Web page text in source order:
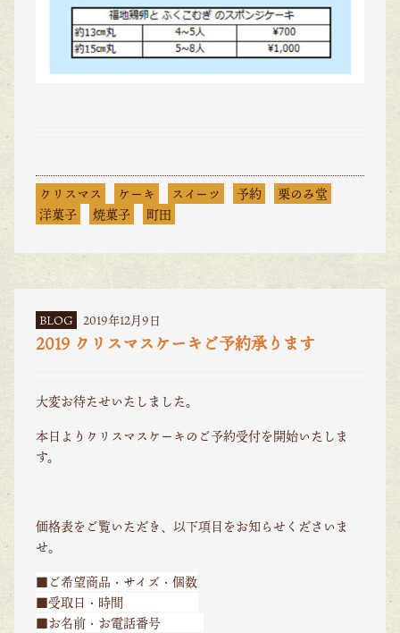
クリスマス ケーキ スイーツ 予約
栗のみ堂
洋菓子
焼菓子 町田
BLOG 2019年12月9日
2019 クリスマスケーキご予約承ります
大変お待たせいたしました。
本日よりクリスマスケーキのご予約受付を開始いたしま
す。
価格表をご覧いただき、以下項目をお知らせくださいま
せ。
■ご希望商品・サイズ・個数
■受取日・時間
■お名前・お電話番号